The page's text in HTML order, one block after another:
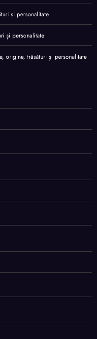
și personalitate
și personalitate
origine, trăsături și personalitate